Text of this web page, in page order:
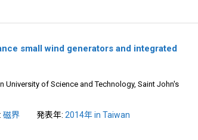
small wind generators and integrated
University of Science and Technology, Saint John's
磁界 発表年: 2014年 in Taiwan